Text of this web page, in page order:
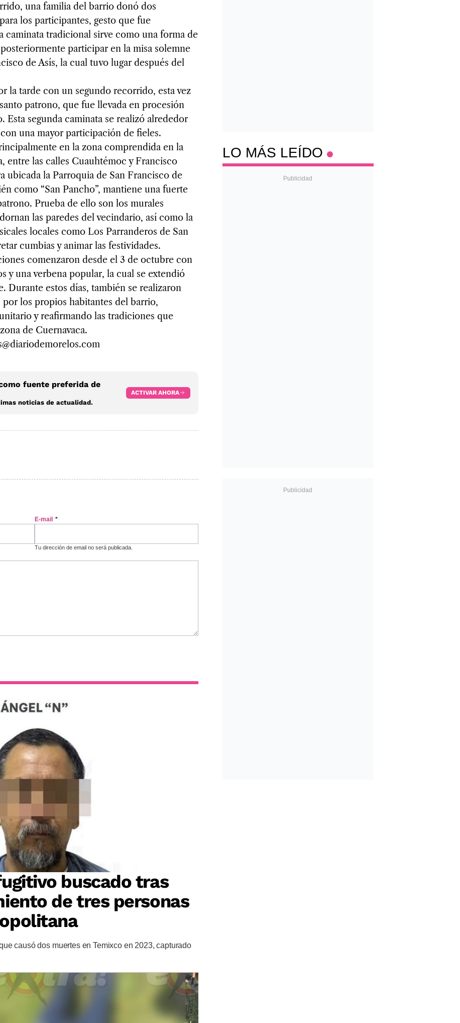
una familia del barrio donó dos
los participantes, gesto que fue
caminata tradicional sirve como una forma de
participar en la misa solemne
de Asís, la cual tuvo lugar después del
la tarde con un segundo recorrido, esta vez
patrono, que fue llevada en procesión
Esta segunda caminata se realizó alrededor
una mayor participación de fieles.
en la zona comprendida en la
entre las calles Cuauhtémoc y Francisco
ubicada la Parroquia de San Francisco de
como “San Pancho”, mantiene una fuerte
Prueba de ello son los murales
las paredes del vecindario, así como la
locales como Los Parranderos de San
cumbias y animar las festividades.
comenzaron desde el 3 de octubre con
y una verbena popular, la cual se extendió
Durante estos días, también se realizaron
los propios habitantes del barrio,
y reafirmando las tradiciones que
de Cuernavaca.
fuente preferida de
noticias de actualidad.
ACTIVAR AHORA
E-mail *
Tu dirección de email no será publicada.
buscado tras
de tres personas
causó dos muertes en Temixco en 2023, capturado
LO MÁS LEÍDO